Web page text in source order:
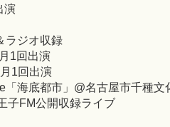
演
ジオ収録
1回出演
1回出演
海底都市」@名古屋市千種文
子FM公開収録ライブ